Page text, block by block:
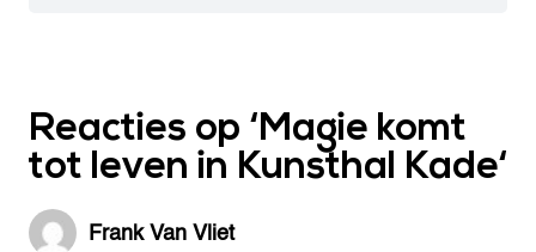
Reacties op ‘Magie komt
tot leven in Kunsthal Kade‘
Frank Van Vliet